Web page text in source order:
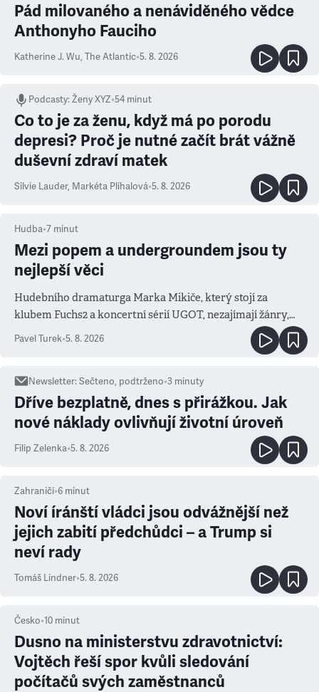
Pád milovaného a nenáviděného vědce
Anthonyho Fauciho
Katherine J. Wu, The Atlantic•5. 8. 2026
Podcasty:Ženy XYZ•54 minut
Co to je za ženu, když má po porodu
depresi? Proč je nutné začít brát vážně
duševní zdraví matek
Silvie Lauder, Markéta Plíhalová•5. 8. 2026
Hudba•7 minut
Mezi popem a undergroundem jsou ty
nejlepší věci
Hudebního dramaturga Marka Mikiče, který stojí za
klubem Fuchs2 a koncertní sérií UGOT, nezajímají žánry,
ale atmosféra
Pavel Turek•5. 8. 2026
Newsletter:Sečteno, podtrženo•3 minuty
Dříve bezplatně, dnes s přirážkou. Jak
nové náklady ovlivňují životní úroveň
Filip Zelenka•5. 8. 2026
Zahraničí•6 minut
Noví íránští vládci jsou odvážnější než
jejich zabití předchůdci – a Trump si
neví rady
Tomáš Lindner•5. 8. 2026
Česko•10 minut
Dusno na ministerstvu zdravotnictví:
Vojtěch řeší spor kvůli sledování
počítačů svých zaměstnanců